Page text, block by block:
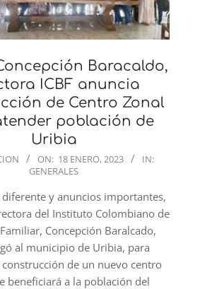
Baracaldo,
ICBF anuncia
de Centro Zonal
población de
Uribia
ON: 18 ENERO, 2023
IN:
GENERALES
diferente y anuncios importantes,
del Instituto Colombiano de
Concepción Baralcado,
al municipio de Uribia, para
de un nuevo centro
beneficiará a la población del